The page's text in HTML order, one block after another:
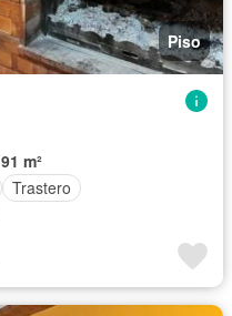
Piso
91 m²
Trastero